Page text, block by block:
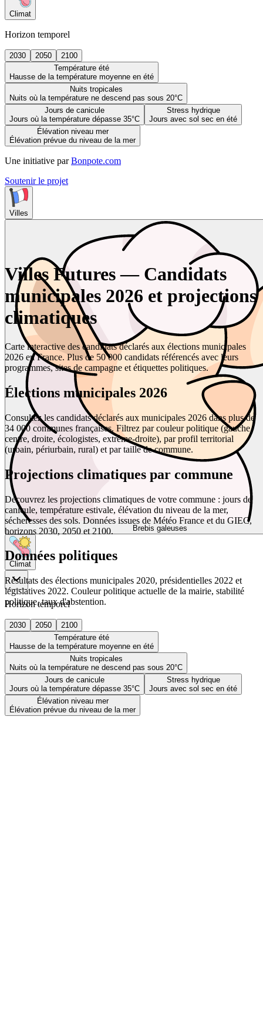
Climat
Horizon temporel
2030 2050
2100
Température été
Hausse de la température moyenne en été
Nuits tropicales
Nuits où la température ne descend pas sous 20°C
Jours de canicule
Jours où la température dépasse 35°C
Stress hydrique
Jours avec sol sec en été
Élévation niveau mer
Élévation prévue du niveau de la mer
Une initiative par Bonpote.com
Soutenir le projet
Villes
Brebis galeuses
Climat
Horizon temporel
2030 2050
2100
Température été
Hausse de la température moyenne en été
Nuits tropicales
Nuits où la température ne descend pas sous 20°C
Jours de canicule
Jours où la température dépasse 35°C
Stress hydrique
Jours avec sol sec en été
Élévation niveau mer
Élévation prévue du niveau de la mer
Villes Futures — Candidats
municipales 2026 et projections
climatiques
Carte interactive des candidats déclarés aux élections municipales
2026 en France. Plus de 50 000 candidats référencés avec leurs
programmes, sites de campagne et étiquettes politiques.
Élections municipales 2026
Consultez les candidats déclarés aux municipales 2026 dans plus de
34 000 communes françaises. Filtrez par couleur politique (gauche,
centre, droite, écologistes, extrême-droite), par profil territorial
(urbain, périurbain, rural) et par taille de commune.
Projections climatiques par commune
Découvrez les projections climatiques de votre commune : jours de
canicule, température estivale, élévation du niveau de la mer,
sécheresses des sols. Données issues de Météo France et du GIEC,
horizons 2030, 2050 et 2100.
Données politiques
Résultats des élections municipales 2020, présidentielles 2022 et
législatives 2022. Couleur politique actuelle de la mairie, stabilité
politique, taux d'abstention.